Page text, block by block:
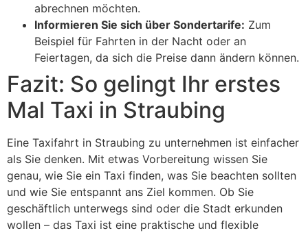
abrechnen möchten.
Informieren Sie sich über Sondertarife: Zum
Beispiel für Fahrten in der Nacht oder an
Feiertagen, da sich die Preise dann ändern können.
Fazit: So gelingt Ihr erstes
Mal Taxi in Straubing
Eine Taxifahrt in Straubing zu unternehmen ist einfacher
als Sie denken. Mit etwas Vorbereitung wissen Sie
genau, wie Sie ein Taxi finden, was Sie beachten sollten
und wie Sie entspannt ans Ziel kommen. Ob Sie
geschäftlich unterwegs sind oder die Stadt erkunden
wollen – das Taxi ist eine praktische und flexible